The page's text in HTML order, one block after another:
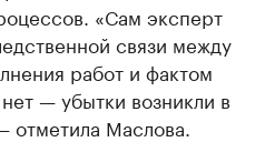
«Сам эксперт
связи между
работ и фактом
— убытки возникли в
отметила Маслова.